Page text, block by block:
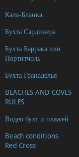
Кала-Бланка
Бухта Сардинера
Бухта Баррака или
Портитчоль
Бухта Гранаделья
BEACHES AND COVES
RULES
Видео бухт и пляжей
Beach conditions.
Red Cross